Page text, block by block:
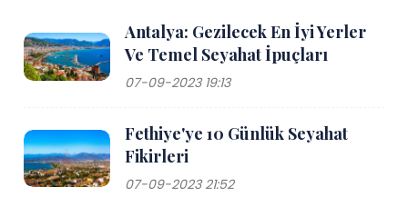
Antalya: Gezilecek En İyi Yerler
Ve Temel Seyahat İpuçları
07-09-2023 19:13
Fethiye'ye 10 Günlük Seyahat
Fikirleri
07-09-2023 21:52